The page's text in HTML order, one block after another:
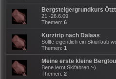
Bergsteigergrundkurs
21.-26.6.09
Themen: 6
Kurztrip nach Dalaas
Sollte eigentlich ein Skiurlaub
Themen: 1
Meine erste kleine
Bene lernt Skifahren :-)
Themen: 2